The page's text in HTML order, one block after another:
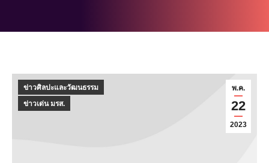
พ.ค.
22
2023
ข่าวศิลปะและวัฒนธรรม
ข่าวเด่น มรส.